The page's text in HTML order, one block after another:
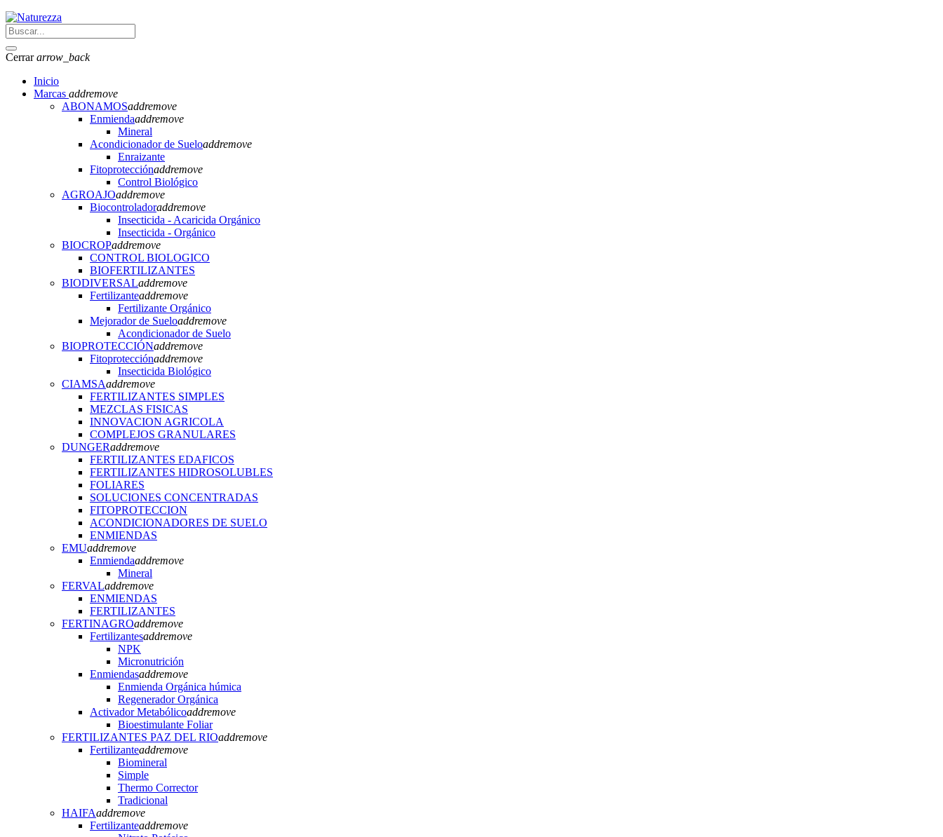
Cerrararrow_back
Inicio
Marcas addremove
ABONAMOSaddremove
Enmiendaaddremove
Mineral
Acondicionador de Sueloaddremove
Enraizante
Fitoprotecciónaddremove
Control Biológico
AGROAJOaddremove
Biocontroladoraddremove
Insecticida - Acaricida Orgánico
Insecticida - Orgánico
BIOCROPaddremove
CONTROL BIOLOGICO
BIOFERTILIZANTES
BIODIVERSALaddremove
Fertilizanteaddremove
Fertilizante Orgánico
Mejorador de Sueloaddremove
Acondicionador de Suelo
BIOPROTECCIÓNaddremove
Fitoprotecciónaddremove
Insecticida Biológico
CIAMSAaddremove
FERTILIZANTES SIMPLES
MEZCLAS FISICAS
INNOVACION AGRICOLA
COMPLEJOS GRANULARES
DUNGERaddremove
FERTILIZANTES EDAFICOS
FERTILIZANTES HIDROSOLUBLES
FOLIARES
SOLUCIONES CONCENTRADAS
FITOPROTECCION
ACONDICIONADORES DE SUELO
ENMIENDAS
EMUaddremove
Enmiendaaddremove
Mineral
FERVALaddremove
ENMIENDAS
FERTILIZANTES
FERTINAGROaddremove
Fertilizantesaddremove
NPK
Micronutrición
Enmiendasaddremove
Enmienda Orgánica húmica
Regenerador Orgánica
Activador Metabólicoaddremove
Bioestimulante Foliar
FERTILIZANTES PAZ DEL RIOaddremove
Fertilizanteaddremove
Biomineral
Simple
Thermo Corrector
Tradicional
HAIFAaddremove
Fertilizanteaddremove